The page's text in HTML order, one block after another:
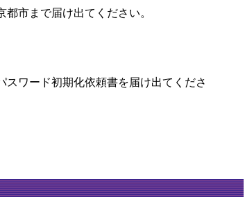
市まで届け出てください。
ワード初期化依頼書を届け出てくださ